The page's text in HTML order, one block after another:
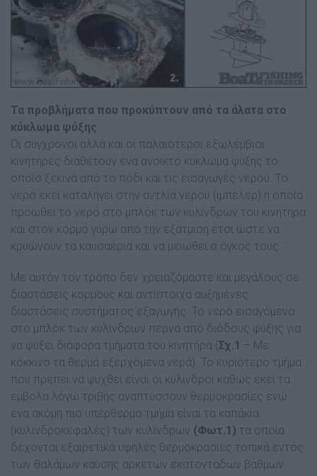
Τα προβλήµατα που προκύπτουν από τα άλατα στο
κύκλωµα ψύξης
Οι σύγχρονοι αλλά και οι παλαιότεροι εξωλέµβιοι
κινητήρες διαθέτουν ένα ανοικτό κύκλωµα ψύξης το
οποίο ξεκινά από το πόδι και τις εισαγωγές νερού. Το
νερό εκεί καταλήγει στην αντλία νερού (ιµπέλερ) η οποία
προωθεί το νερό στο µπλόκ των κυλίνδρων του κινητήρα
και στον κορµό γύρω απο την εξάτµιση έτσι ώστε να
κρυώνουν τα καυσαέρια και να µειωθεί ο όγκος τους.
Με αυτόν τον τρόπο δεν χρειαζόµαστε και µεγάλους σε
διαστάσεις κορµούς και αντίστοιχα αυξηµένες
διαστάσεις συστήµατος εξαγωγής. Το νερό εισαγόµενο
στο µπλόκ των κυλίνδρων περνά από διόδους ψύξης για
να ψύξει διάφορα τµήµατα του κινητήρα (Σχ.1 – Με
κόκκινο τα θερµά εξερχόµενα νερά). Το κυριότερο τµήµα
που πρέπει να ψυχθεί είναι οι κύλινδροι καθώς εκεί τα
έµβολα λόγω τριβής αναπτύσσουν θερµοκρασίες ενώ
ένα ακόµη πιο υπέρθερµο τµήµα είναι τα καπάκια
(κυλινδροκεφαλές) των κυλίνδρων (Φωτ.1) τα οποία
δέχονται εξαιρετικά υψηλές θερµοκρασίες τοπικά εντός
των θαλάµων καύσης αρκετών εκατοντάδων βαθµών